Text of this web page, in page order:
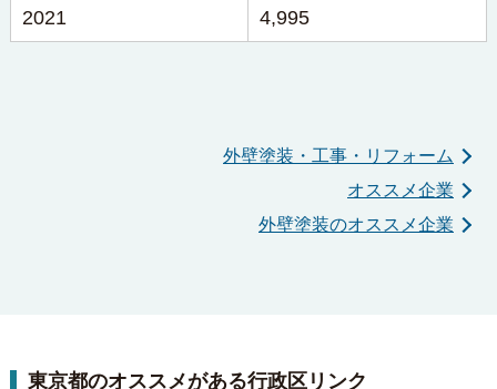
2021 4,995
外壁塗装・工事・リフォーム
オススメ企業
外壁塗装のオススメ企業
東京都のオススメがある行政区リンク